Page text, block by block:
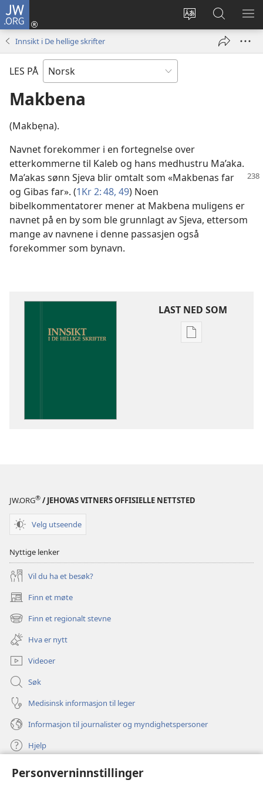
Personverninnstillinger
JW.ORG
Endre
Logg
inn
vindu)
Søk
på
JW.ORG
VIS
Innsikt i De hellige skrifter
LES PÅ
Makbena
(Makbẹna).
Navnet forekommer i en fortegnelse over
etterkommerne til Kaleb og hans medhustru Ma’aka.
Ma’akas sønn Sjeva blir omtalt som «Makbenas far
og Gibas far». (1Kr 2: 48, 49) Noen
bibelkommentatorer mener at Makbena muligens er
navnet på en by som ble grunnlagt av Sjeva, ettersom
mange av navnene i denne passasjen også
forekommer som bynavn.
LAST NED SOM
JW.ORG® / JEHOVAS VITNERS OFFISIELLE NETTSTED
Velg utseende
Nyttige lenker
Vil du ha et besøk?
Finn et møte
(åpner
nytt
vindu)
Finn et regionalt stevne
(åpner
nytt
vindu)
Hva er nytt
Videoer
Søk
Medisinsk informasjon til leger
Informasjon til journalister og myndighetspersoner
Hjelp
Bidrag
(åpner